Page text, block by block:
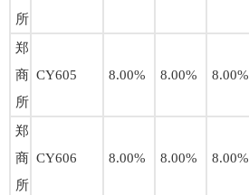
所
郑
商
所
CY605 8.00% 8.00% 8.00%
郑
商
所
CY606 8.00% 8.00% 8.00%